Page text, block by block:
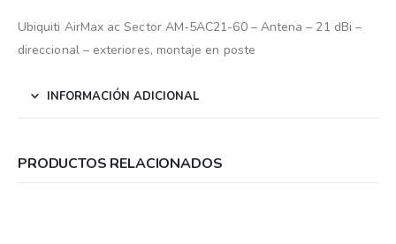
Ubiquiti AirMax ac Sector AM-5AC21-60 – Antena – 21 dBi –
direccional – exteriores, montaje en poste
INFORMACIÓN ADICIONAL
PRODUCTOS RELACIONADOS